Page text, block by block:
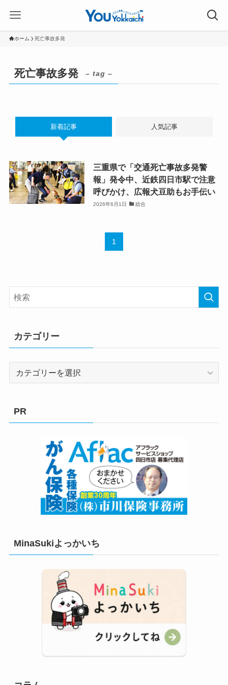
ホーム 死亡事故多発
死亡事故多発 – tag –
新着記事 人気記事
三重県で「交通死亡事故多発警
報」発令中、近鉄四日市駅で注意
呼びかけ、広報犬豆助もお手伝い
2026年6月1日 総合
1
カテゴリー
PR
MinaSukiよっかいち